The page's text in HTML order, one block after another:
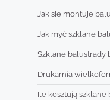
Jak sie montuje
Jak myć szklane
Szklane balustrady
Drukarnia
Ile kosztują szklane